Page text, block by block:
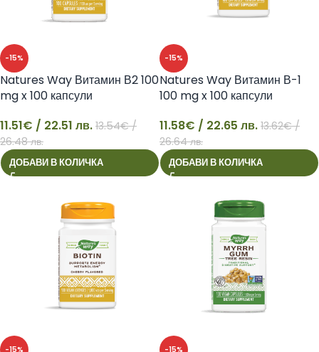
-15%
11
Natures Way Витамин В2 100
mg x 100 капсули
11.51€ / 22.51 лв. 13.54€/
26.48 лв.
ДОБАВИ В КОЛИЧКА
-15%
11
Natures Way Витамин В-1
100 mg x 100 капсули
11.58€ / 22.65 лв. 13.62€/
26.64 лв.
ДОБАВИ В КОЛИЧКА
-15% -15%